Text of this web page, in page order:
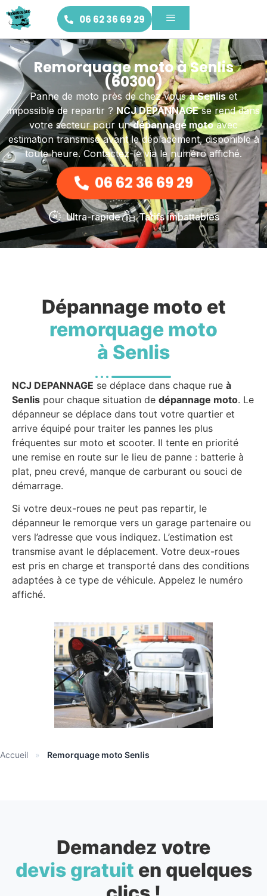
06 62 36 69 29
Remorquage moto à Senlis
(60300)
Panne de moto près de chez vousà Senliset
impossible de repartir ?NCJ DEPANNAGEse rend dans
votre secteur pour undépannage motoavec
estimation transmise avant le déplacement, disponible à
toute heure. Contactez-le via le numéro affiché.
06 62 36 69 29
Ultra-rapide Tarifs imbattables
Dépannage moto et
remorquage moto
à Senlis
NCJ DEPANNAGE se déplace dans chaque rue à
Senlis pour chaque situation de dépannage moto. Le
dépanneur se déplace dans tout votre quartier et
arrive équipé pour traiter les pannes les plus
fréquentes sur moto et scooter. Il tente en priorité
une remise en route sur le lieu de panne : batterie à
plat, pneu crevé, manque de carburant ou souci de
démarrage.
Si votre deux-roues ne peut pas repartir, le
dépanneur le remorque vers un garage partenaire ou
vers l’adresse que vous indiquez. L’estimation est
transmise avant le déplacement. Votre deux-roues
est pris en charge et transporté dans des conditions
adaptées à ce type de véhicule. Appelez le numéro
affiché.
Accueil » Remorquage moto Senlis
Demandez votre
devis gratuit en quelques